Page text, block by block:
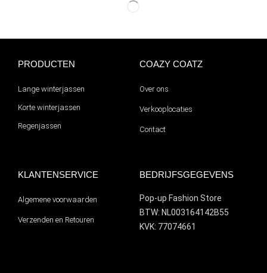
PRODUCTEN
Lange winterjassen
Korte winterjassen
Regenjassen
COAZY COATZ
Over ons
Verkooplocaties
Contact
KLANTENSERVICE
Algemene voorwaarden
Verzenden en Retouren
BEDRIJFSGEGEVENS
Pop-up Fashion Store
BTW: NL003164142B55
KVK: 77074661